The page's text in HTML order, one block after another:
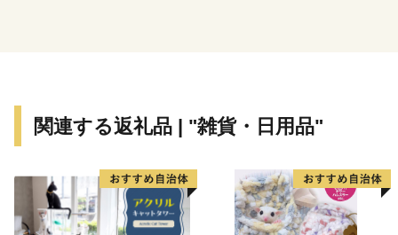
代表する米はもとより、桃、ぶどう、梨などの果物、野
お菓子、特産品も数多くあります。
ご寄附いただいた方には、三条市ならではの自慢の返礼
関連する返礼品 | "雑貨・日用品"